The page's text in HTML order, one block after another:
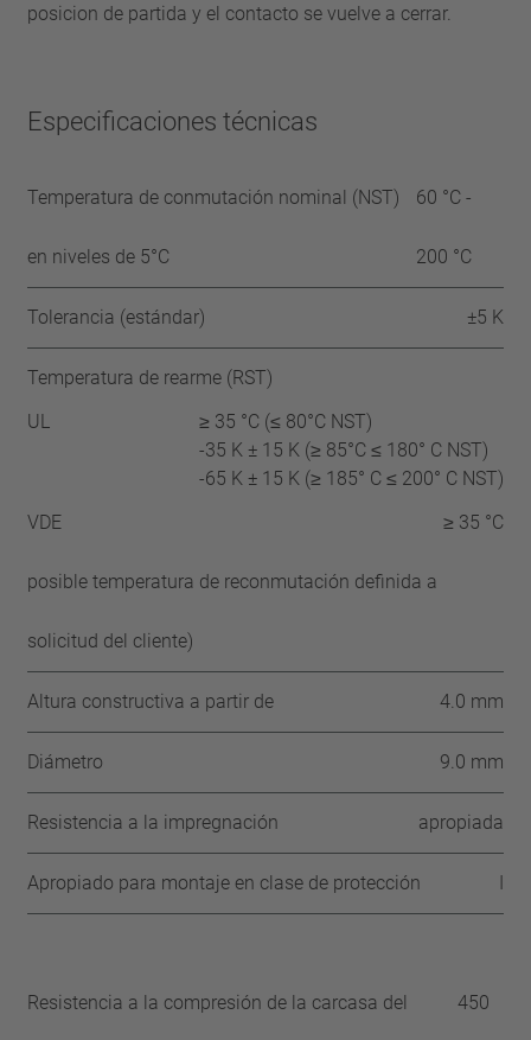
posicion de partida y el contacto se vuelve a cerrar.
Especificaciones técnicas
Temperatura de conmutación nominal (NST)
en niveles de 5°C
60 °C -
200 °C
Tolerancia (estándar) ±5 K
Temperatura de rearme (RST)
UL
≥ 35 °C (≤ 80°C NST)
-35 K ± 15 K (≥ 85°C ≤ 180° C NST)
-65 K ± 15 K (≥ 185° C ≤ 200° C NST)
VDE
≥ 35 °C
posible temperatura de reconmutación definida a
solicitud del cliente)
Altura constructiva a partir de 4.0 mm
Diámetro 9.0 mm
Resistencia a la impregnación apropiada
Apropiado para montaje en clase de protección I
Resistencia a la compresión de la carcasa del 450